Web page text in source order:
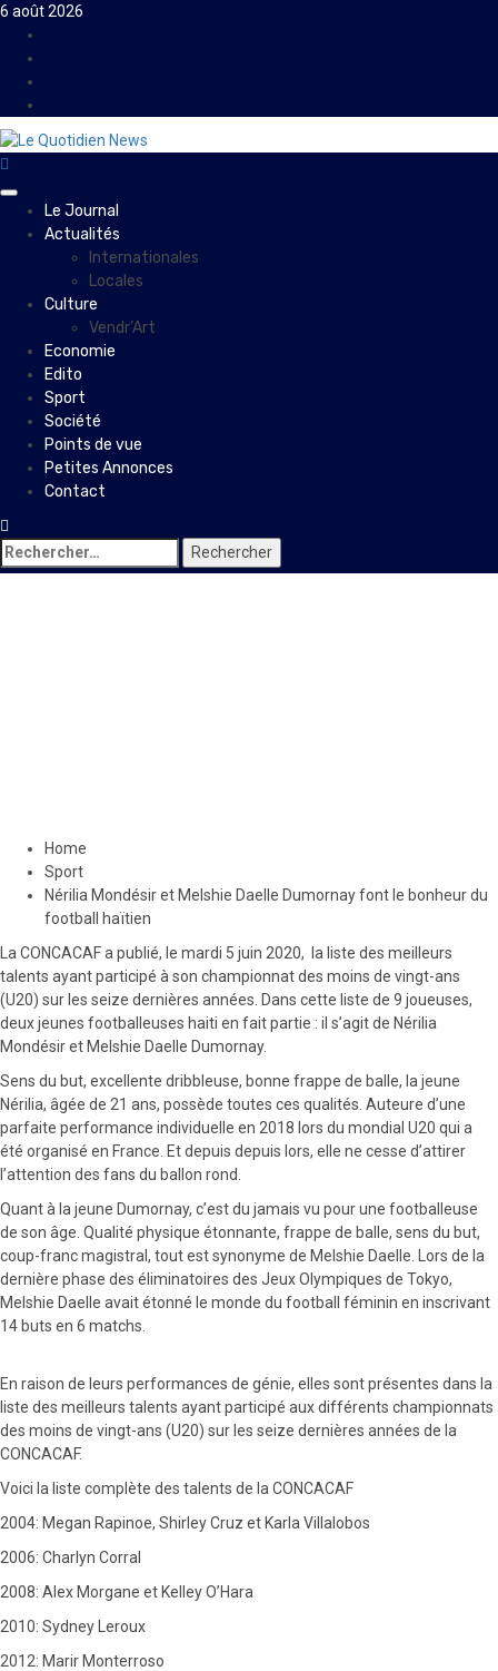
Skip
content
6 août 2026
PrimaryLe Journal
Actualités
Internationales
Locales
Culture
Vendr’Art
Economie
Edito
Sport
Société
Points de vue
Petites Annonces
Contact
Rechercher :
Home
Sport
Nérilia Mondésir et Melshie Daelle Dumornay font le bonheur du
football haïtien
La CONCACAF a publié, le mardi 5 juin 2020, la liste des meilleurs
talents ayant participé à son championnat des moins de vingt-ans
(U20) sur les seize dernières années. Dans cette liste de 9 joueuses,
deux jeunes footballeuses haiti en fait partie : il s’agit de Nérilia
Mondésir et Melshie Daelle Dumornay.
Sens du but, excellente dribbleuse, bonne frappe de balle, la jeune
Nérilia, âgée de 21 ans, possède toutes ces qualités. Auteure d’une
parfaite performance individuelle en 2018 lors du mondial U20 qui a
été organisé en France. Et depuis depuis lors, elle ne cesse d’attirer
l’attention des fans du ballon rond.
Quant à la jeune Dumornay, c’est du jamais vu pour une footballeuse
de son âge. Qualité physique étonnante, frappe de balle, sens du but,
coup-franc magistral, tout est synonyme de Melshie Daelle. Lors de la
dernière phase des éliminatoires des Jeux Olympiques de Tokyo,
Melshie Daelle avait étonné le monde du football féminin en inscrivant
14 buts en 6 matchs.
En raison de leurs performances de génie, elles sont présentes dans la
liste des meilleurs talents ayant participé aux différents championnats
des moins de vingt-ans (U20) sur les seize dernières années de la
CONCACAF.
Voici la liste complète des talents de la CONCACAF
2004: Megan Rapinoe, Shirley Cruz et Karla Villalobos
2006: Charlyn Corral
2008: Alex Morgane et Kelley O’Hara
2010: Sydney Leroux
2012: Marir Monterroso